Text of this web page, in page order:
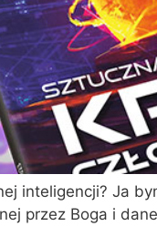
inteligencji? Ja
przez Boga i